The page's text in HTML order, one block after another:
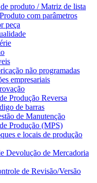
produto / Matriz de lista
com parâmetros
peça
não programadas
empresariais
Produção Reversa
de barras
de Manutenção
Produção (MPS)
e locais de produção
Devolução de Mercadoria
de Revisão/Versão